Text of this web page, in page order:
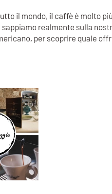
il mondo, il caffè è molto
realmente sulla
per scoprire quale